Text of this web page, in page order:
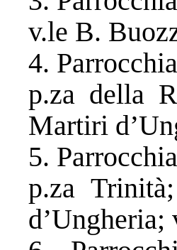
​v.le B.
​4.
​p.za della
Martiri
​5.
​p.za
d’Ungheria;